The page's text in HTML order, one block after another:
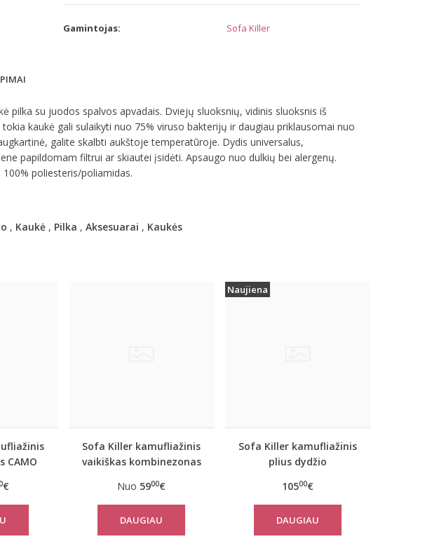
Gamintojas: Sofa Killer
pilka su juodos spalvos apvadais. Dviejų sluoksnių, vidinis sluoksnis iš
tokia kaukė gali sulaikyti nuo 75% viruso bakterijų ir daugiau priklausomai nuo
galite skalbti aukštoje temperatūroje. Dydis universalus,
papildomam filtrui ar skiautei įsidėti. Apsaugo nuo dulkių bei alergenų.
poliesteris/poliamidas.
, Kaukė, Pilka , Aksesuarai , Kaukės
CAMO
€
Sofa Killer kamufliažinis
vaikiškas kombinezonas
Nuo 5900€
DAUGIAU
Naujiena
Sofa Killer kamufliažinis
plius dydžio
10500€
DAUGIAU